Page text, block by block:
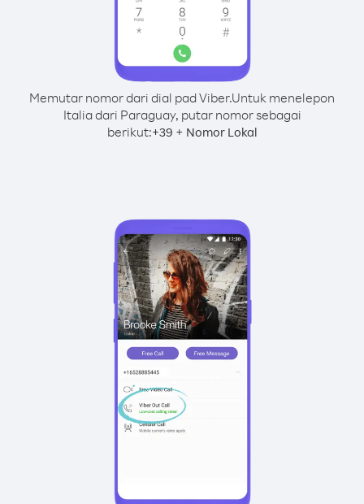
Memutar nomor dari dial pad Viber.Untuk menelepon
Italia dari Paraguay, putar nomor sebagai
berikut:+39 + Nomor Lokal